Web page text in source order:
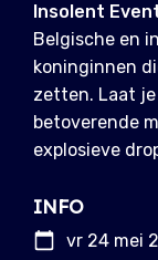
Insolent
Belgische en
koninginnen
zetten. Laat je
betoverende
explosieve
INFO
vr 24 mei